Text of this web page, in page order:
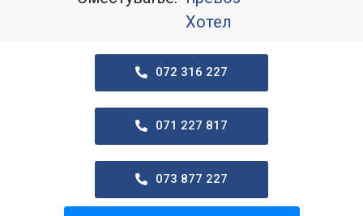
Хотел
072 316 227
071 227 817
073 877 227